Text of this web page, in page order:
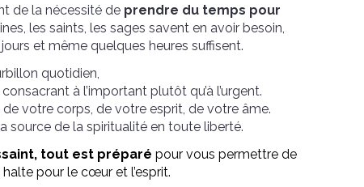
de la nécessité de prendre du temps pour
les saints, les sages savent en avoir besoin,
et même quelques heures suffisent.
quotidien,
à l’important plutôt qu’à l’urgent.
votre corps, de votre esprit, de votre âme.
source de la spiritualité en toute liberté.
tout est préparé pour vous permettre de
halte pour le cœur et l’esprit.